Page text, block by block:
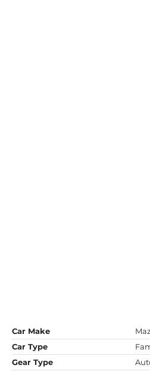
Car Make
Car Type
Gear Type